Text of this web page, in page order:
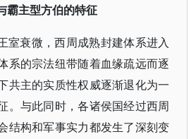
霸主型方伯的特征
室衰微，西周成熟封建体系进入
系的宗法纽带随着血缘疏远而逐
共主的实质性权威逐渐退化为一
。与此同时，各诸侯国经过西周
结构和军事实力都发生了深刻变